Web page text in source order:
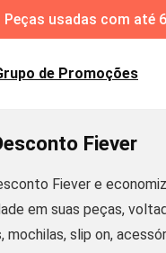
Peças usadas com até
de Promoções
Fiever
Fiever e
em suas peças,
mochilas, slip on,